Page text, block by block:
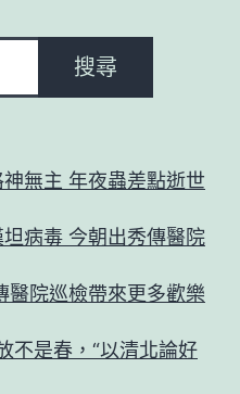
搜尋
無主 年夜蟲差點逝世
病毒 今朝出秀傳醫院
醫院巡檢帶來更多歡樂
不是春，“以清北論好